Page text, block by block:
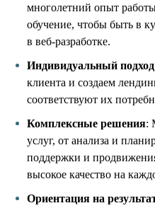
многолетний опыт
обучение, чтобы быть в
в веб-разработке.
Индивидуальный подход
клиента и создаем
соответствуют их
Комплексные решения:
услуг, от анализа и
поддержки и
высокое качество на
Ориентация на